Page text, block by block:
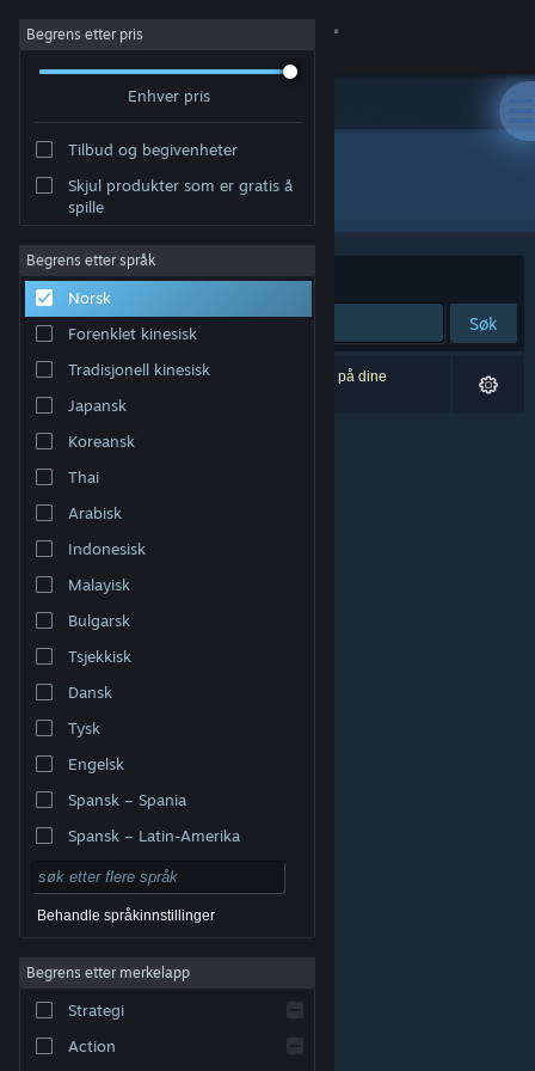
Logg inn
Om
Kundestøtte
Bytt språk
Skaff deg Steam-appen på mobil
Vis skrivebordsversjon
© Valve Corporation. Alle rettigheter reservert. Alle
Retningslinjer for personvern
Tilgjengelighet
|Steams abonnementsavtale
Refusjoner
Begrens etter pris
Enhver pris
Tilbud og begivenheter
Skjul produkter som er gratis å
spille
Begrens etter språk
Norsk
Forenklet kinesisk
Tradisjonell kinesisk
Japansk
Koreansk
Thai
Arabisk
Indonesisk
Malayisk
Bulgarsk
Tsjekkisk
Dansk
Tysk
Engelsk
Spansk – Spania
Spansk – Latin-Amerika
Behandle språkinnstillinger
Begrens etter merkelapp
Strategi
Action
Utgiver: kivoro
Sorter etter Relevans
Søk
0 treff på søket. 1 produkt er blitt utelukket basert på dine
innstillinger.